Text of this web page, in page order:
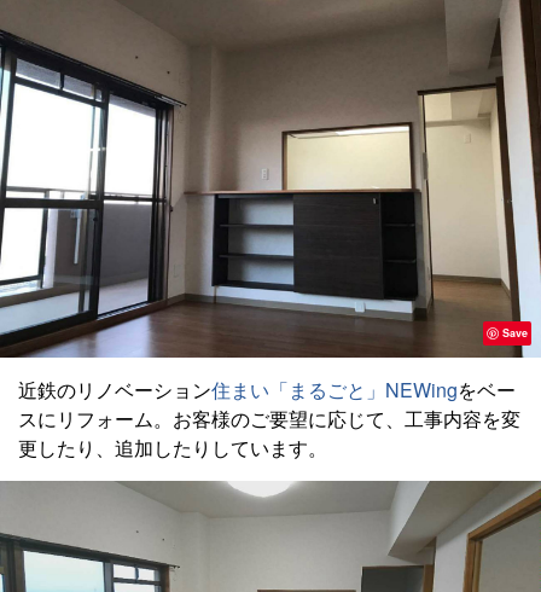
Save
近鉄のリノベーション住まい「まるごと」NEWingをベー
スにリフォーム。お客様のご要望に応じて、工事内容を変
更したり、追加したりしています。